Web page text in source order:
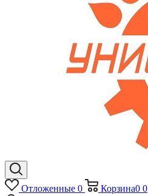
Отложенные 0 Корзина0 0